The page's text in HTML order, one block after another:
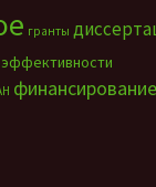
гранты
финансирование